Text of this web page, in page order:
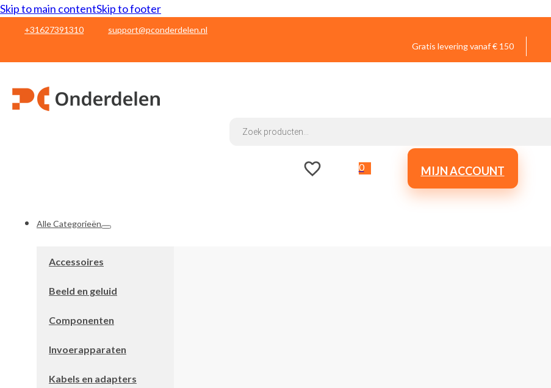
Skip to main contentSkip to footer
+31627391310
support@pconderdelen.nl
Gratis levering vanaf € 150
search
0 MIJN ACCOUNT
Alle Categorieën
Accessoires
Beeld en geluid
Componenten
Invoerapparaten
Kabels en adapters